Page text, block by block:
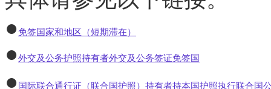
●免签国家和地区（短期滞在）
●外交及公务护照持有者外交及公务签证免签国
● 国际联合通行证（联合国护照）持有者持本国护照执行联合国